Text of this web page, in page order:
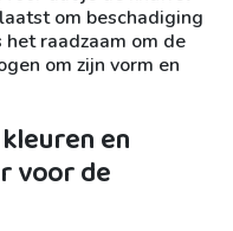
om beschadiging
raadzaam om de
om zijn vorm en
en
voor de